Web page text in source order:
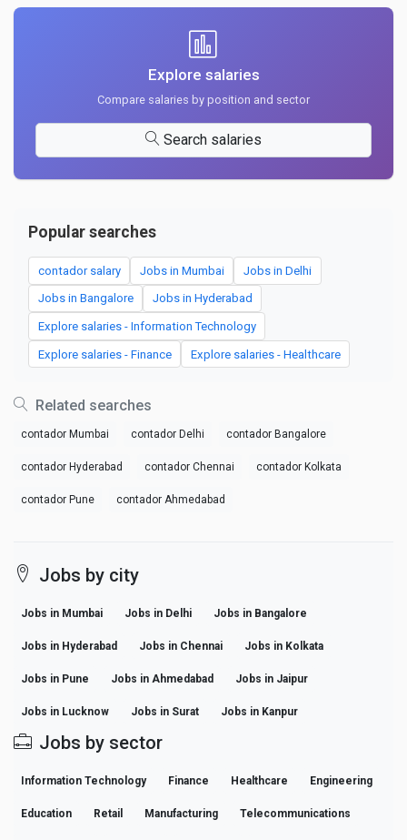
Explore salaries
Compare salaries by position and sector
Search salaries
Popular searches
contador salary Jobs in Mumbai Jobs in Delhi
Jobs in Bangalore Jobs in Hyderabad
Explore salaries - Information Technology
Explore salaries - Finance Explore salaries - Healthcare
Related searches
contador Mumbai contador Delhi contador Bangalore
contador Hyderabad contador Chennai contador Kolkata
contador Pune contador Ahmedabad
Jobs by city
Jobs in Mumbai Jobs in Delhi Jobs in Bangalore
Jobs in Hyderabad Jobs in Chennai Jobs in Kolkata
Jobs in Pune Jobs in Ahmedabad Jobs in Jaipur
Jobs in Lucknow Jobs in Surat Jobs in Kanpur
Jobs by sector
Information Technology Finance Healthcare Engineering
Education Retail Manufacturing Telecommunications